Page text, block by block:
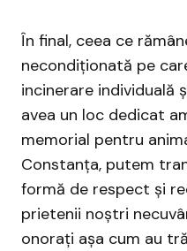
În final, ceea ce
necondiționată pe
incinerare individuală
avea un loc dedicat
memorial pentru
Constanța, putem
formă de respect și
prietenii noștri
onorați așa cum au